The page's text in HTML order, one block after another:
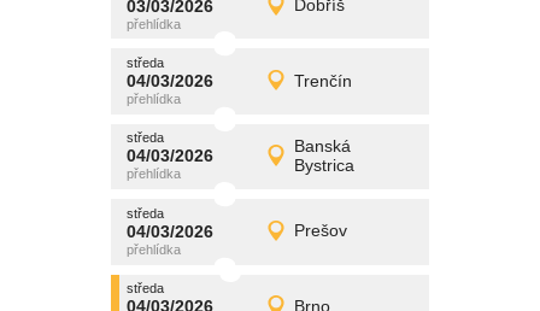
03/03/2026 Dobříš
úterý
03/03/2026 Detail
středa
04/03/2026 Trenčín
středa
04/03/2026 Detail
promítání
středa
04/03/2026
Banská
Bystrica
středa
04/03/2026 Detail
promítání
středa
04/03/2026 Prešov
středa
04/03/2026 Detail
promítání
středa
04/03/2026 Brno
promítání